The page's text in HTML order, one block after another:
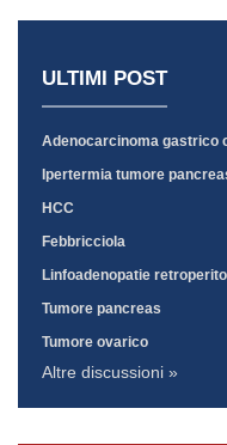
ULTIMI POST
Adenocarcinoma gastrico
Ipertermia tumore
HCC
Febbricciola
Linfoadenopatie
Tumore pancreas
Tumore ovarico
Altre discussioni »